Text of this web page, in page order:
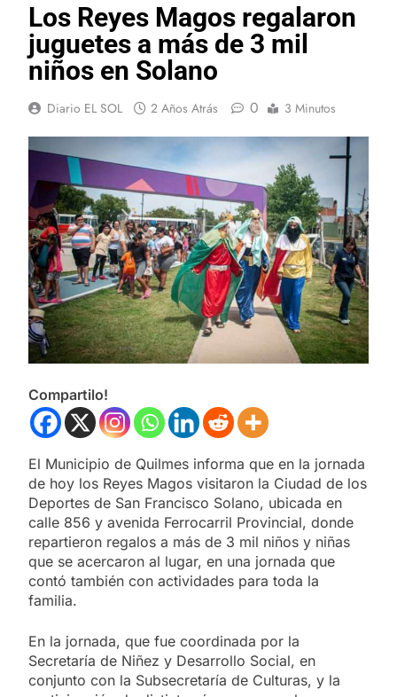
Los Reyes Magos regalaron
juguetes a más de 3 mil
niños en Solano
Diario EL SOL 2 Años Atrás 0 3 Minutos
Compartilo!
El Municipio de Quilmes informa que en la jornada
de hoy los Reyes Magos visitaron la Ciudad de los
Deportes de San Francisco Solano, ubicada en
calle 856 y avenida Ferrocarril Provincial, donde
repartieron regalos a más de 3 mil niños y niñas
que se acercaron al lugar, en una jornada que
contó también con actividades para toda la
familia.
En la jornada, que fue coordinada por la
Secretaría de Niñez y Desarrollo Social, en
conjunto con la Subsecretaría de Culturas, y la